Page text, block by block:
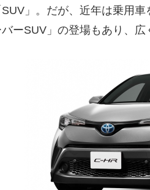
SUV」。だが、近年は乗用
ーSUV」の登場もあり、広